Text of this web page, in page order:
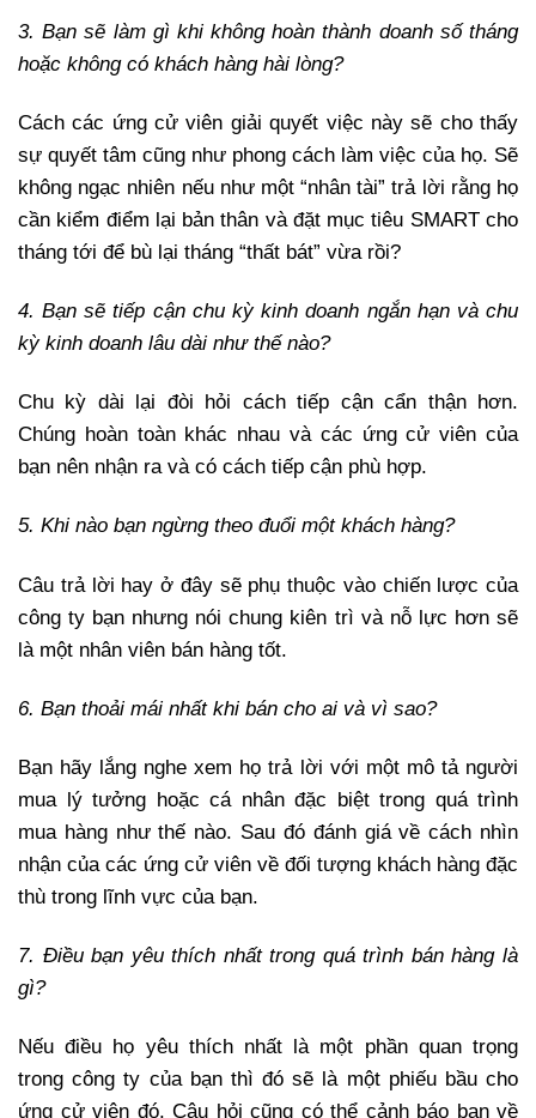
3. Bạn sẽ làm gì khi không hoàn thành doanh số tháng
hoặc không có khách hàng hài lòng?
Cách các ứng cử viên giải quyết việc này sẽ cho thấy
sự quyết tâm cũng như phong cách làm việc của họ. Sẽ
không ngạc nhiên nếu như một “nhân tài” trả lời rằng họ
cần kiểm điểm lại bản thân và đặt mục tiêu SMART cho
tháng tới để bù lại tháng “thất bát” vừa rồi?
4. Bạn sẽ tiếp cận chu kỳ kinh doanh ngắn hạn và chu
kỳ kinh doanh lâu dài như thế nào?
Chu kỳ dài lại đòi hỏi cách tiếp cận cẩn thận hơn.
Chúng hoàn toàn khác nhau và các ứng cử viên của
bạn nên nhận ra và có cách tiếp cận phù hợp.
5. Khi nào bạn ngừng theo đuổi một khách hàng?
Câu trả lời hay ở đây sẽ phụ thuộc vào chiến lược của
công ty bạn nhưng nói chung kiên trì và nỗ lực hơn sẽ
là một nhân viên bán hàng tốt.
6. Bạn thoải mái nhất khi bán cho ai và vì sao?
Bạn hãy lắng nghe xem họ trả lời với một mô tả người
mua lý tưởng hoặc cá nhân đặc biệt trong quá trình
mua hàng như thế nào. Sau đó đánh giá về cách nhìn
nhận của các ứng cử viên về đối tượng khách hàng đặc
thù trong lĩnh vực của bạn.
7. Điều bạn yêu thích nhất trong quá trình bán hàng là
gì?
Nếu điều họ yêu thích nhất là một phần quan trọng
trong công ty của bạn thì đó sẽ là một phiếu bầu cho
ứng cử viên đó. Câu hỏi cũng có thể cảnh báo bạn về